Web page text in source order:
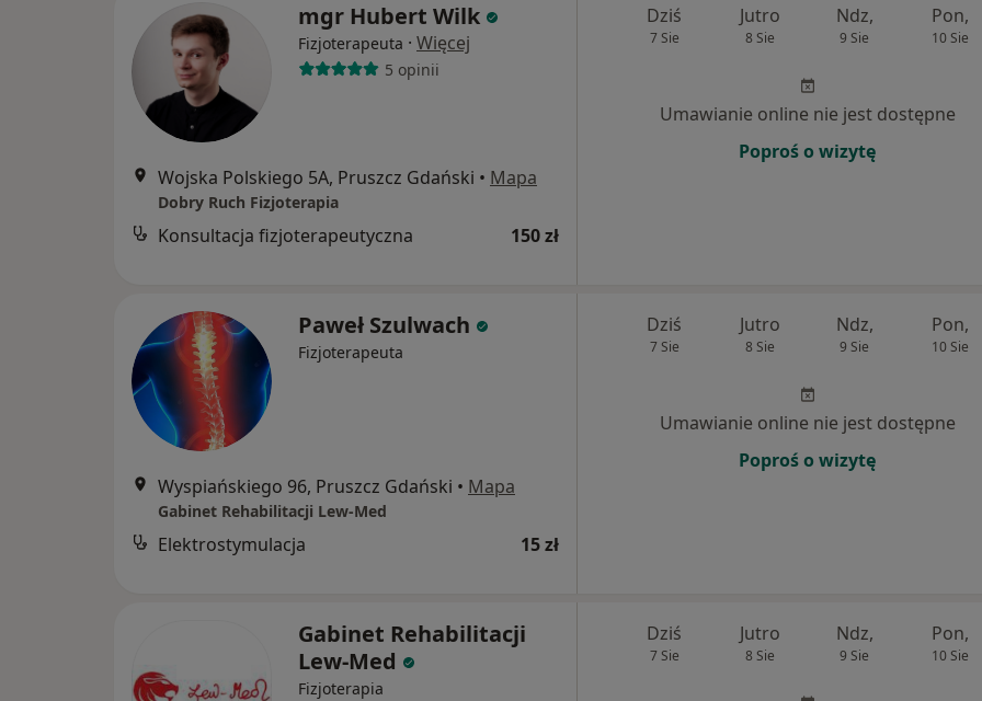
mgr Hubert Wilk
Fizjoterapeuta · Więcej
5 opinii
Wojska Polskiego 5A, Pruszcz Gdański • Mapa
Dobry Ruch Fizjoterapia
Konsultacja fizjoterapeutyczna 150 zł
Dziś
7 Sie
Jutro
8 Sie
Ndz,
9 Sie
Pon,
10 Sie
Umawianie online nie jest dostępne
Poproś o wizytę
Paweł Szulwach
Fizjoterapeuta
Wyspiańskiego 96, Pruszcz Gdański • Mapa
Gabinet Rehabilitacji Lew-Med
Elektrostymulacja 15 zł
Dziś
7 Sie
Jutro
8 Sie
Ndz,
9 Sie
Pon,
10 Sie
Umawianie online nie jest dostępne
Poproś o wizytę
Gabinet Rehabilitacji
Lew-Med
Fizjoterapia
Dziś
7 Sie
Jutro
8 Sie
Ndz,
9 Sie
Pon,
10 Sie